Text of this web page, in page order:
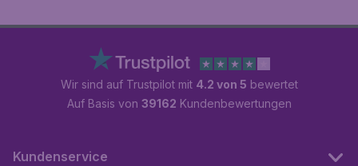
Wir sind auf Trustpilot mit 4.2 von 5 bewertet
Auf Basis von 39162 Kundenbewertungen
Kundenservice